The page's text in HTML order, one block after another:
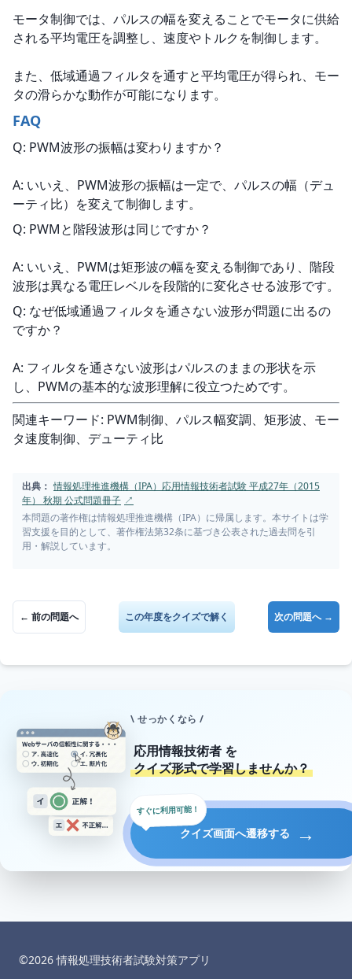
モータ制御では、パルスの幅を変えることでモータに供給
される平均電圧を調整し、速度やトルクを制御します。
また、低域通過フィルタを通すと平均電圧が得られ、モー
タの滑らかな動作が可能になります。
FAQ
Q: PWM波形の振幅は変わりますか？
A: いいえ、PWM波形の振幅は一定で、パルスの幅（デュ
ーティ比）を変えて制御します。
Q: PWMと階段波形は同じですか？
A: いいえ、PWMは矩形波の幅を変える制御であり、階段
波形は異なる電圧レベルを段階的に変化させる波形です。
Q: なぜ低域通過フィルタを通さない波形が問題に出るの
ですか？
A: フィルタを通さない波形はパルスのままの形状を示
し、PWMの基本的な波形理解に役立つためです。
関連キーワード: PWM制御、パルス幅変調、矩形波、モー
タ速度制御、デューティ比
出典： 情報処理推進機構（IPA）応用情報技術者試験 平成27年（2015
年） 秋期 公式問題冊子 ↗
本問題の著作権は情報処理推進機構（IPA）に帰属します。本サイトは学
習支援を目的として、著作権法第32条に基づき公表された過去問を引
用・解説しています。
← 前の問題へ この年度をクイズで解く 次の問題へ →
\ せっかくなら /
応用情報技術者 を
クイズ形式で学習しませんか？
クイズ画面へ遷移する →
すぐに利用可能！
©︎2026情報処理技術者試験対策アプリ